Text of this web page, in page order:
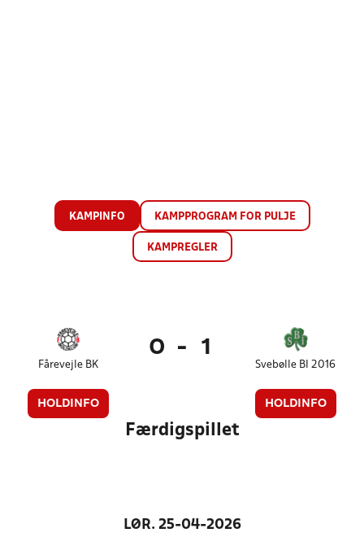
KAMPINFO KAMPPROGRAM FOR PULJE
KAMPREGLER
Fårevejle BK
HOLDINFO
0 - 1
Svebølle BI 2016
HOLDINFO
Færdigspillet
LØR. 25-04-2026